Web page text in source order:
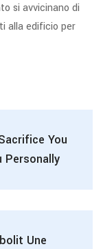
si avvicinano di
alla edificio per
You
Personally
Une